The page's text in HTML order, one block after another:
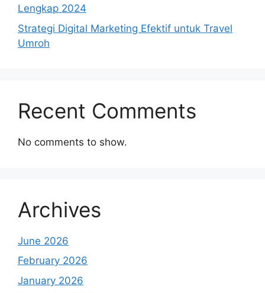
Lengkap 2024
Strategi Digital Marketing Efektif untuk Travel
Umroh
Recent Comments
No comments to show.
Archives
June 2026
February 2026
January 2026